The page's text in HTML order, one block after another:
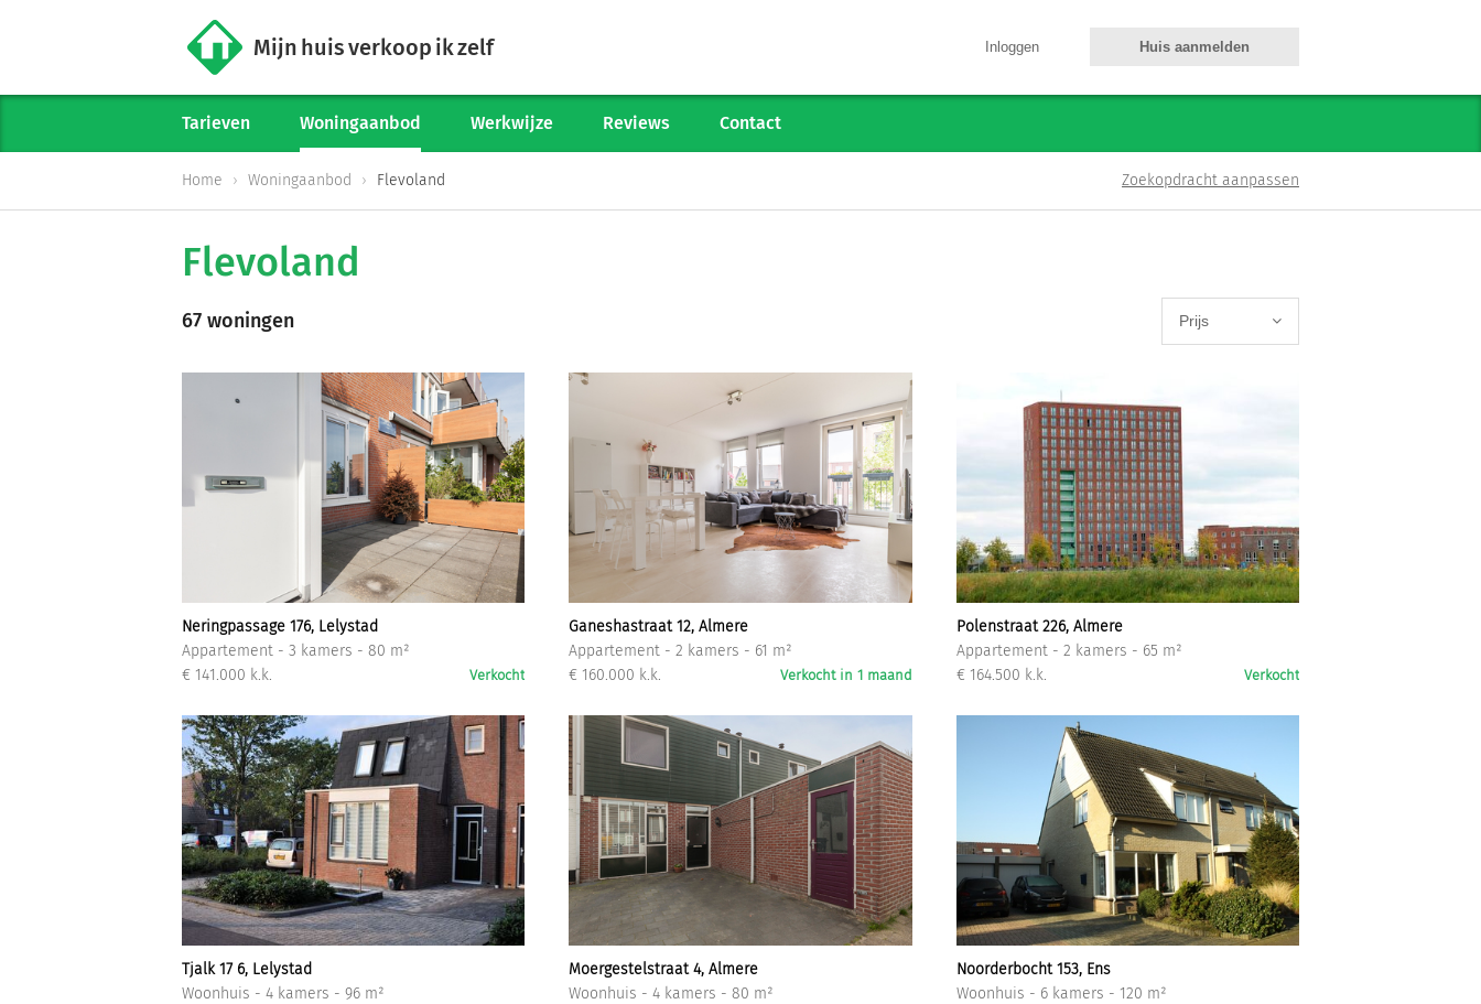
Woningaanbod
Werkwijze
Verkoop starten
Informatiegesprek
Inloggen
Mijn huis verkoop ik zelf Inloggen Huis aanmelden
Tarieven Woningaanbod Werkwijze Reviews Contact
Home Woningaanbod Flevoland Zoekopdracht aanpassen
Flevoland
67 woningen Prijs
Neringpassage 176, Lelystad
Appartement - 3 kamers - 80 m²
€ 141.000 k.k.
Verkocht
Ganeshastraat 12, Almere
Appartement - 2 kamers - 61 m²
€ 160.000 k.k.
Verkocht in 1 maand
Polenstraat 226, Almere
Appartement - 2 kamers - 65 m²
€ 164.500 k.k.
Verkocht
Tjalk 17 6, Lelystad
Woonhuis - 4 kamers - 96 m²
Moergestelstraat 4, Almere
Woonhuis - 4 kamers - 80 m²
Noorderbocht 153, Ens
Woonhuis - 6 kamers - 120 m²